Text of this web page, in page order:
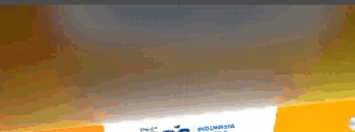
Musyawarah Besar Daerah 1 (Mubesda) Kamis, 8 Maret
Dan secara bersamaan juga dengan Pelantikan Sertijab
KombesPol Hengki S.I.K. MH kepada pejabat baru